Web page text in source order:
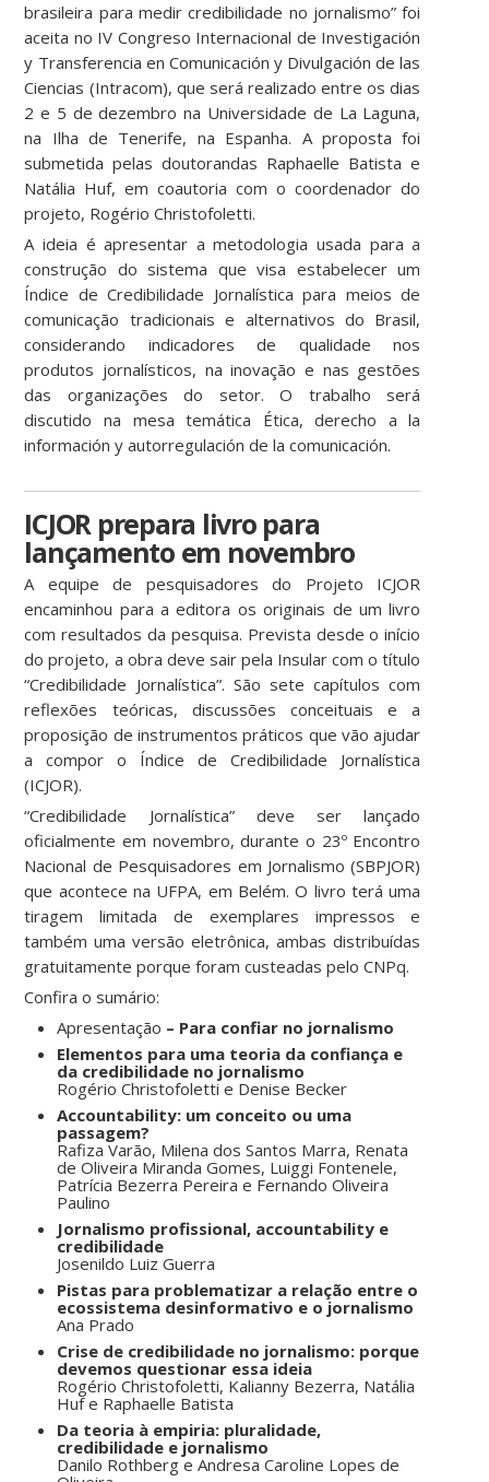
brasileira para medir credibilidade no jornalismo” foi
aceita no IV Congreso Internacional de Investigación
y Transferencia en Comunicación y Divulgación de las
Ciencias (Intracom), que será realizado entre os dias
2 e 5 de dezembro na Universidade de La Laguna,
na Ilha de Tenerife, na Espanha. A proposta foi
submetida pelas doutorandas Raphaelle Batista e
Natália Huf, em coautoria com o coordenador do
projeto, Rogério Christofoletti.
A ideia é apresentar a metodologia usada para a
construção do sistema que visa estabelecer um
Índice de Credibilidade Jornalística para meios de
comunicação tradicionais e alternativos do Brasil,
considerando indicadores de qualidade nos
produtos jornalísticos, na inovação e nas gestões
das organizações do setor. O trabalho será
discutido na mesa temática Ética, derecho a la
información y autorregulación de la comunicación.
ICJOR prepara livro para
lançamento em novembro
A equipe de pesquisadores do Projeto ICJOR
encaminhou para a editora os originais de um livro
com resultados da pesquisa. Prevista desde o início
do projeto, a obra deve sair pela Insular com o título
“Credibilidade Jornalística”. São sete capítulos com
reflexões teóricas, discussões conceituais e a
proposição de instrumentos práticos que vão ajudar
a compor o Índice de Credibilidade Jornalística
(ICJOR).
“Credibilidade Jornalística” deve ser lançado
oficialmente em novembro, durante o 23º Encontro
Nacional de Pesquisadores em Jornalismo (SBPJOR)
que acontece na UFPA, em Belém. O livro terá uma
tiragem limitada de exemplares impressos e
também uma versão eletrônica, ambas distribuídas
gratuitamente porque foram custeadas pelo CNPq.
Confira o sumário:
Apresentação – Para confiar no jornalismo
Elementos para uma teoria da confiança e
da credibilidade no jornalismo
Rogério Christofoletti e Denise Becker
Accountability: um conceito ou uma
passagem?
Rafiza Varão, Milena dos Santos Marra, Renata
de Oliveira Miranda Gomes, Luiggi Fontenele,
Patrícia Bezerra Pereira e Fernando Oliveira
Paulino
Jornalismo profissional, accountability e
credibilidade
Josenildo Luiz Guerra
Pistas para problematizar a relação entre o
ecossistema desinformativo e o jornalismo
Ana Prado
Crise de credibilidade no jornalismo: porque
devemos questionar essa ideia
Rogério Christofoletti, Kalianny Bezerra, Natália
Huf e Raphaelle Batista
Da teoria à empiria: pluralidade,
credibilidade e jornalismo
Danilo Rothberg e Andresa Caroline Lopes de